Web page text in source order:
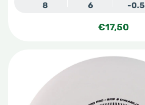
8 6 -0.5
€17,50